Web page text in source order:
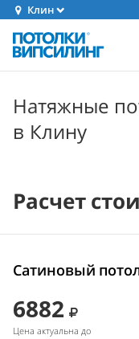
Клин
Натяжные
в Клину
Расчет
Сатиновый
6882
Цена актуальна до